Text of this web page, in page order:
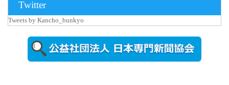
2026年8月5日
更新
農工大で大
Twitter
Tweets by Kancho_bunkyo